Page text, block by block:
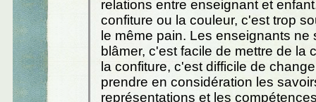
relations entre enseignant et
confiture ou la couleur, c'est trop
le même pain. Les enseignants ne
blâmer, c'est facile de mettre de la
la confiture, c'est difficile de
prendre en considération les
représentations et les